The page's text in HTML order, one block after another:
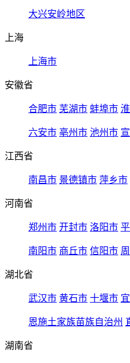
大兴安岭地区
上海
上海市
安徽省
合肥市 芜湖市 蚌埠市
六安市 亳州市 池州市
江西省
南昌市 景德镇市 萍乡市
河南省
郑州市 开封市 洛阳市
南阳市 商丘市 信阳市
湖北省
武汉市 黄石市 十堰市
恩施土家族苗族自治州
湖南省